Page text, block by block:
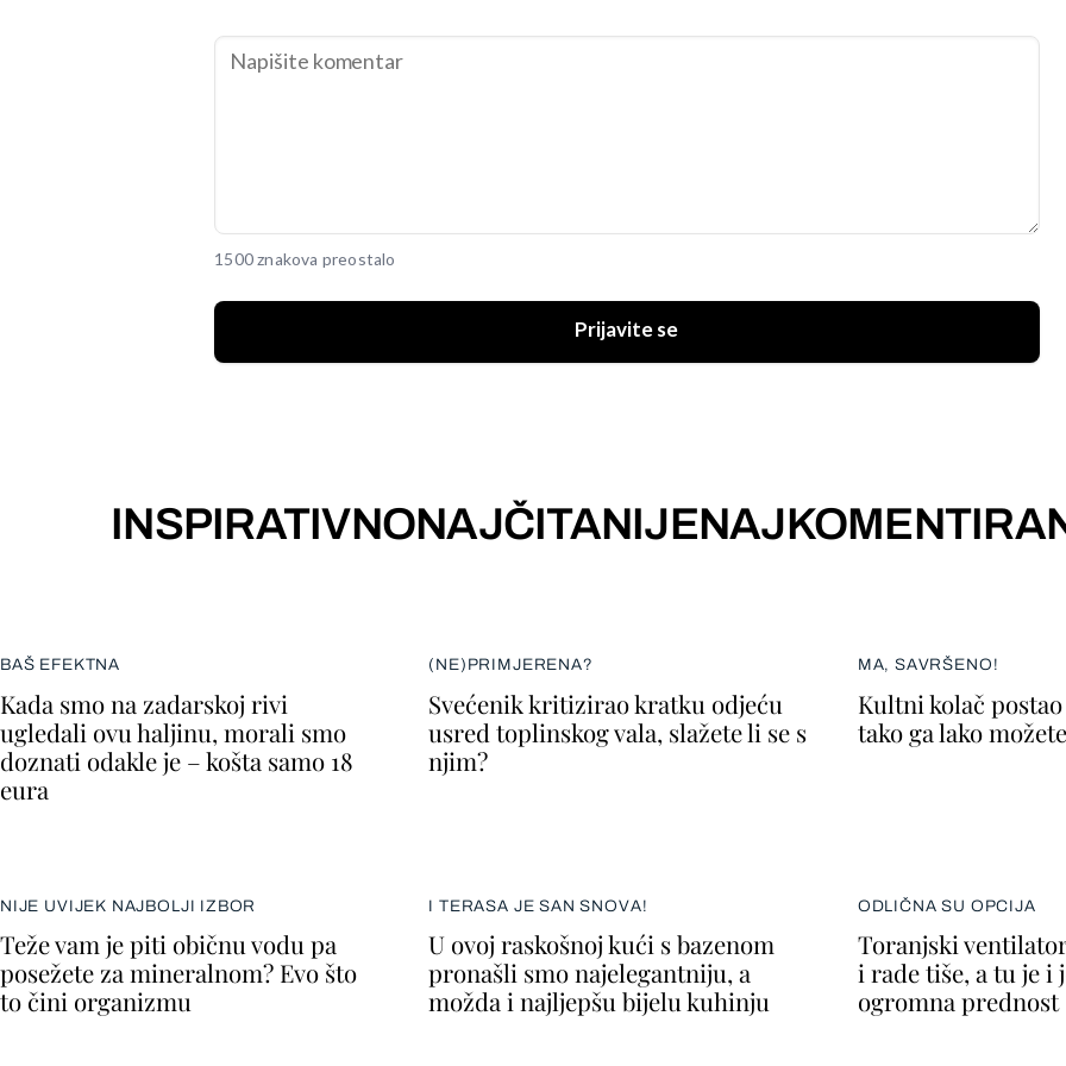
1500 znakova preostalo
Prijavite se
INSPIRATIVNONAJČITANIJE
BAŠ EFEKTNA
Kada smo na zadarskoj rivi
ugledali ovu haljinu, morali smo
doznati odakle je – košta samo 18
eura
(NE)PRIMJERENA?
Svećenik kritizirao kratku odjeću
usred toplinskog vala, slažete li se s
njim?
MA, SAVRŠENO!
Kultni kolač
tako ga lako
NIJE UVIJEK NAJBOLJI IZBOR
Teže vam je piti običnu vodu pa
posežete za mineralnom? Evo što
to čini organizmu
I TERASA JE SAN SNOVA!
U ovoj raskošnoj kući s bazenom
pronašli smo najelegantniju, a
možda i najljepšu bijelu kuhinju
ODLIČNA SU OPCIJA
Toranjski
i rade tiše, a tu je i
ogromna prednost